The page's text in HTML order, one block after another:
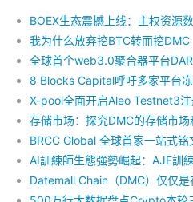
我为什么放弃挖BTC转而挖DMC
全球首个web3.0聚合器平台
X-pool全面开启Aleo Testnet3
BRCC Global 全球首家一站式